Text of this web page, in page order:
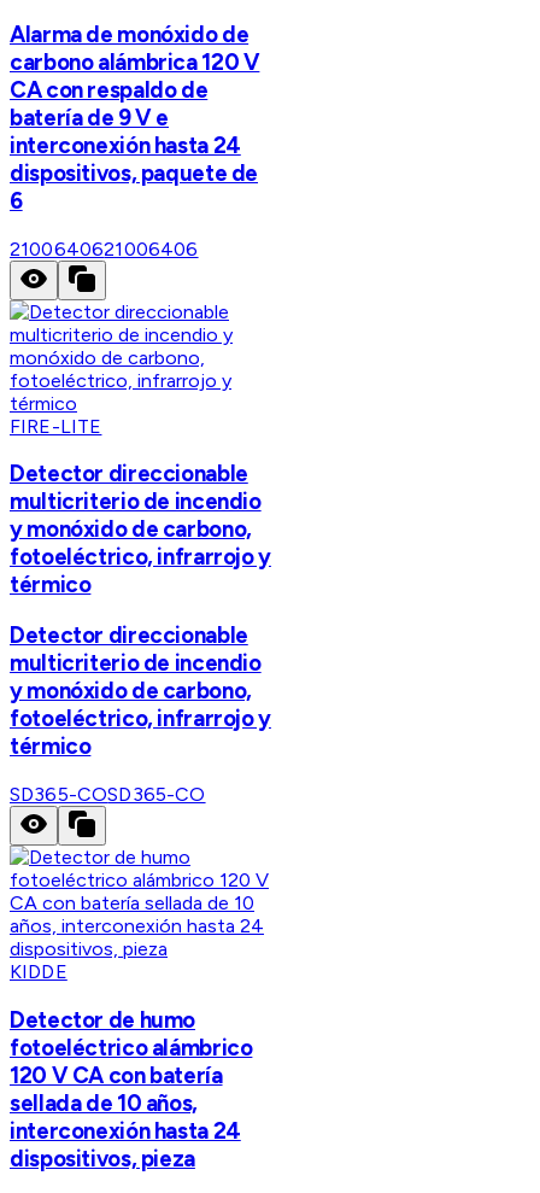
Alarma de monóxido de
carbono alámbrica 120 V
CA con respaldo de
batería de 9 V e
interconexión hasta 24
dispositivos, paquete de
6
2100640621006406
FIRE-LITE
Detector direccionable
multicriterio de incendio
y monóxido de carbono,
fotoeléctrico, infrarrojo y
térmico
Detector direccionable
multicriterio de incendio
y monóxido de carbono,
fotoeléctrico, infrarrojo y
térmico
SD365-COSD365-CO
KIDDE
Detector de humo
fotoeléctrico alámbrico
120 V CA con batería
sellada de 10 años,
interconexión hasta 24
dispositivos, pieza